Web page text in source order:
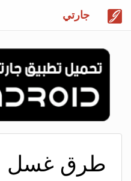
جارتي
طرق غسل